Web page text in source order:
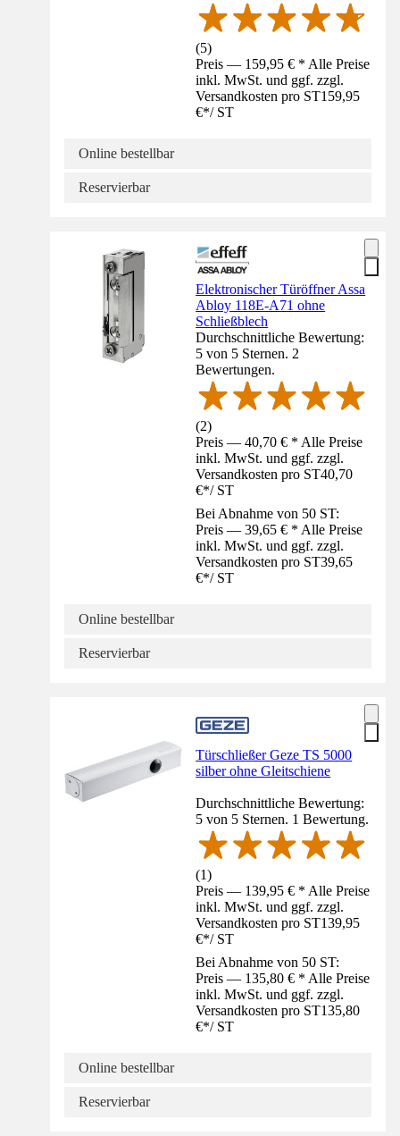
(5)
Preis — 159,95 € * Alle Preise
inkl. MwSt. und ggf. zzgl.
Versandkosten pro ST159,95
€*/ ST
Online bestellbar
Reservierbar
Elektronischer Türöffner Assa
Abloy 118E-A71 ohne
Schließblech
Durchschnittliche Bewertung:
5 von 5 Sternen. 2
Bewertungen.
(2)
Preis — 40,70 € * Alle Preise
inkl. MwSt. und ggf. zzgl.
Versandkosten pro ST40,70
€*/ ST
Bei Abnahme von 50 ST:
Preis — 39,65 € * Alle Preise
inkl. MwSt. und ggf. zzgl.
Versandkosten pro ST39,65
€*/ ST
Online bestellbar
Reservierbar
Türschließer Geze TS 5000
silber ohne Gleitschiene
Durchschnittliche Bewertung:
5 von 5 Sternen. 1 Bewertung.
(1)
Preis — 139,95 € * Alle Preise
inkl. MwSt. und ggf. zzgl.
Versandkosten pro ST139,95
€*/ ST
Bei Abnahme von 50 ST:
Preis — 135,80 € * Alle Preise
inkl. MwSt. und ggf. zzgl.
Versandkosten pro ST135,80
€*/ ST
Online bestellbar
Reservierbar